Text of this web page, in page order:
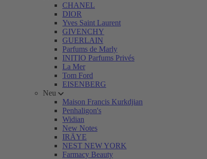
CHANEL
DIOR
Yves Saint Laurent
GIVENCHY
GUERLAIN
Parfums de Marly
INITIO Parfums Privés
La Mer
Tom Ford
EISENBERG
Neu
Maison Francis Kurkdjian
Penhaligon's
Widian
New Notes
IRÄYE
NEST NEW YORK
Farmacy Beauty